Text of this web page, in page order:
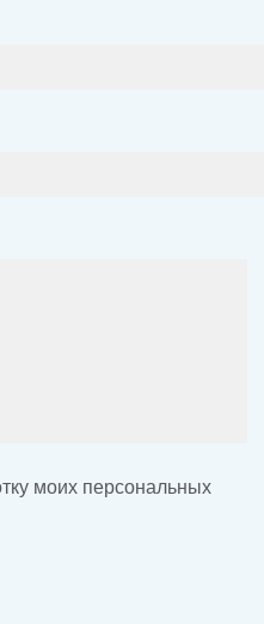
моих персональных